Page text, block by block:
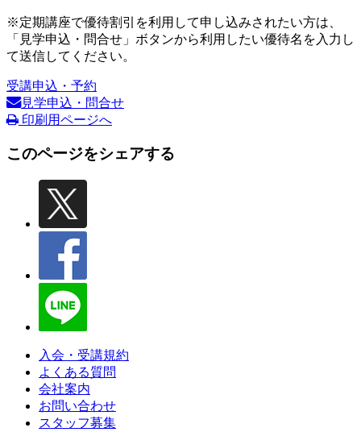
※定期講座で優待割引を利用して申し込みされたい方は、
「見学申込・問合せ」ボタンから利用したい優待名を入力し
て送信してください。
受講申込・予約
見学申込・問合せ
印刷用ページへ
このページをシェアする
入会・受講規約
よくある質問
会社案内
お問い合わせ
スタッフ募集